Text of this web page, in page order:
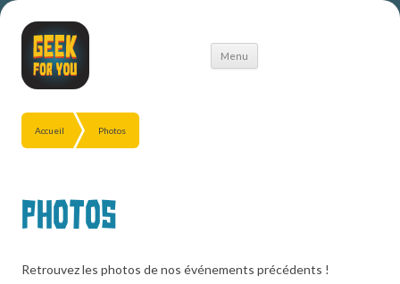
Menu
Aller
Accueil Photos
Photos
Retrouvez les photos de nos événements précédents !